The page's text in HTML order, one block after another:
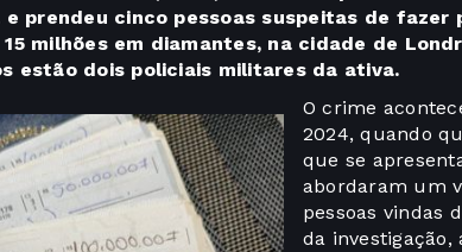
e prendeu cinco pessoas suspeitas de fazer
15 milhões em diamantes, na cidade de
estão dois policiais militares da ativa.
O crime
2024, quando
que se
abordaram um
pessoas vindas
da